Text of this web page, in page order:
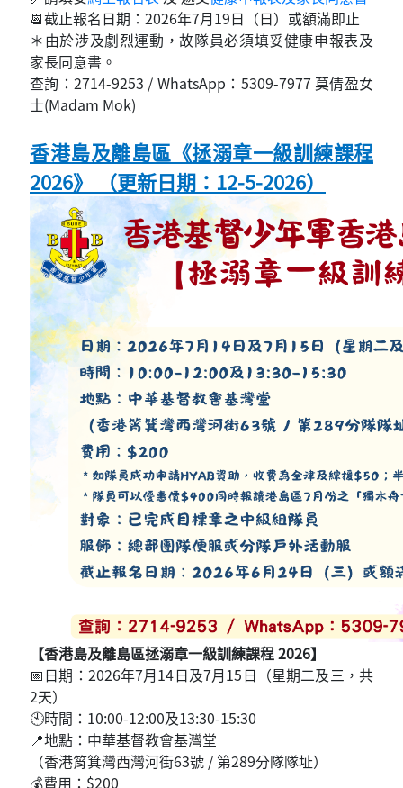
📆截止報名日期：2026年7月19日（日）或額滿即止
＊由於涉及劇烈運動，故隊員必須填妥健康申報表及
家長同意書。
查詢：2714-9253 / WhatsApp：5309-7977 莫倩盈女
士(Madam Mok)
香港島及離島區《拯溺章一級訓練課程
2026》 （更新日期：12-5-2026）
【香港島及離島區拯溺章一級訓練課程 2026】
📅日期：2026年7月14日及7月15日（星期二及三，共
2天）
🕙時間：10:00-12:00及13:30-15:30
📍地點：中華基督教會基灣堂
（香港筲箕灣西灣河街63號 / 第289分隊隊址）
💰費用：$200